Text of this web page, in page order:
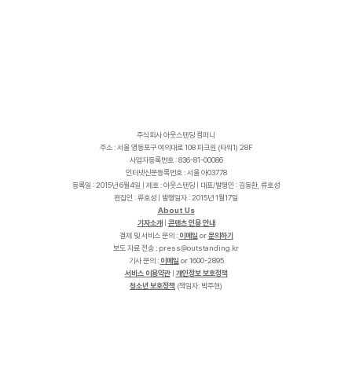
주식회사 아웃스탠딩 컴퍼니
주소 : 서울 영등포구 여의대로 108 파크원 (타워1) 28F
사업자등록번호 : 836-81-00086
인터넷신문등록번호 : 서울 아03778
등록일 : 2015년 6월4일 | 제호 : 아웃스탠딩 | 대표/발행인 : 김동환, 류호성
편집인 : 류호성 | 발행일자 : 2015년 1월17일
About Us
기자소개
콘텐츠 인용 안내
결제 및 서비스 문의 : 이메일 or문의하기
보도 자료 전송 :
r
k
.
g
n
i
d
n
a
t
s
t
u
o
@
s
s
e
r
p
기사 문의 : 이메일 or 1600-2895
서비스 이용약관| 개인정보 보호정책
청소년 보호정책 (책임자: 박주현)